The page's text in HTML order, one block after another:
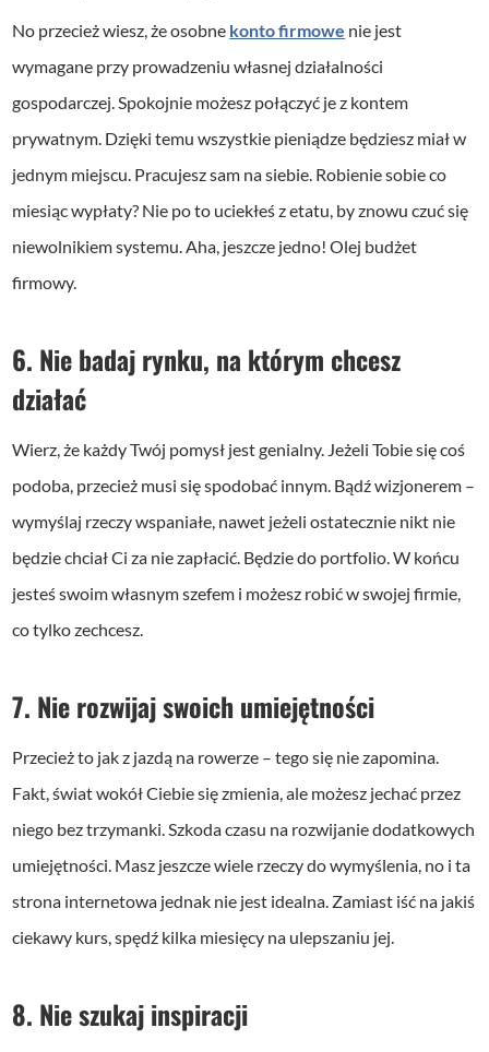
No przecież wiesz, że osobne konto firmowe nie jest
wymagane przy prowadzeniu własnej działalności
gospodarczej. Spokojnie możesz połączyć je z kontem
prywatnym. Dzięki temu wszystkie pieniądze będziesz miał w
jednym miejscu. Pracujesz sam na siebie. Robienie sobie co
miesiąc wypłaty? Nie po to uciekłeś z etatu, by znowu czuć się
niewolnikiem systemu. Aha, jeszcze jedno! Olej budżet
firmowy.
6. Nie badaj rynku, na którym chcesz
działać
Wierz, że każdy Twój pomysł jest genialny. Jeżeli Tobie się coś
podoba, przecież musi się spodobać innym. Bądź wizjonerem –
wymyślaj rzeczy wspaniałe, nawet jeżeli ostatecznie nikt nie
będzie chciał Ci za nie zapłacić. Będzie do portfolio. W końcu
jesteś swoim własnym szefem i możesz robić w swojej firmie,
co tylko zechcesz.
7. Nie rozwijaj swoich umiejętności
Przecież to jak z jazdą na rowerze – tego się nie zapomina.
Fakt, świat wokół Ciebie się zmienia, ale możesz jechać przez
niego bez trzymanki. Szkoda czasu na rozwijanie dodatkowych
umiejętności. Masz jeszcze wiele rzeczy do wymyślenia, no i ta
strona internetowa jednak nie jest idealna. Zamiast iść na jakiś
ciekawy kurs, spędź kilka miesięcy na ulepszaniu jej.
8. Nie szukaj inspiracji